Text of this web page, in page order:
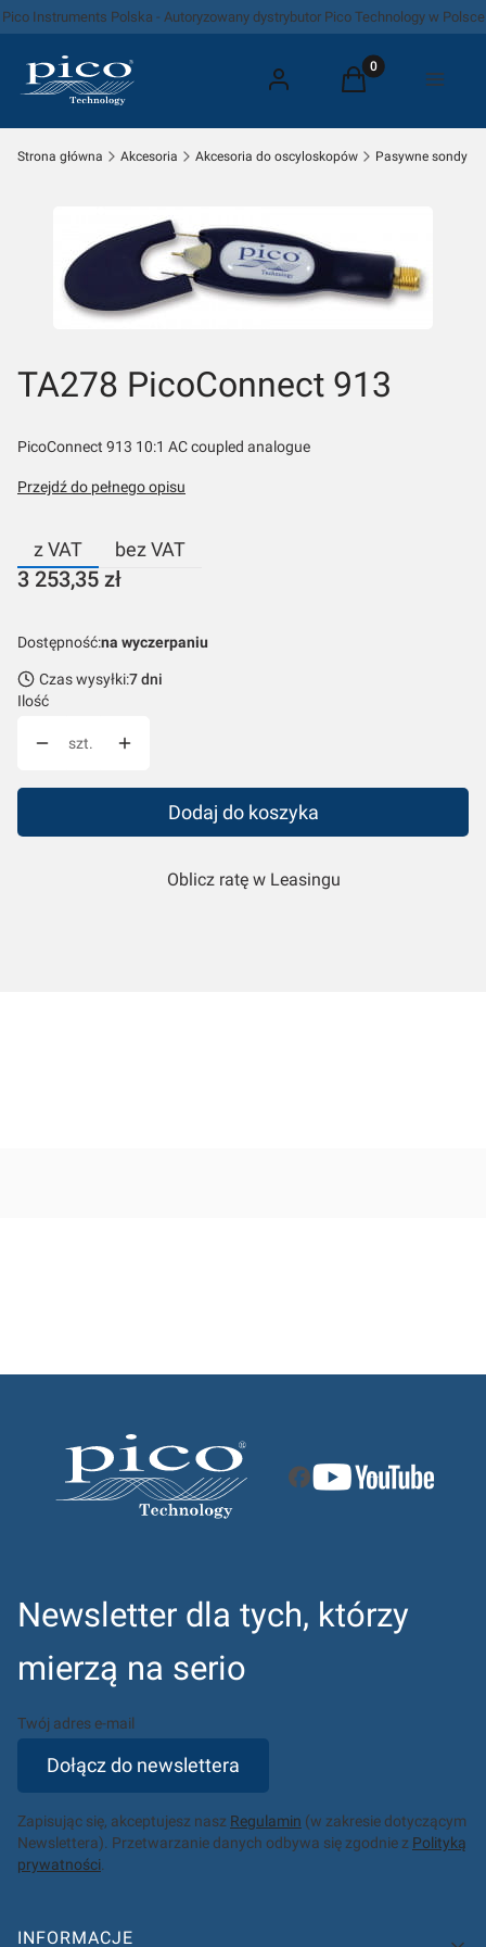
Pico Instruments Polska - Autoryzowany dystrybutor Pico Technology w Polsce
Zaloguj się Produkty w
Koszyk Menu
Strona główna Akcesoria Akcesoria do oscyloskopów
TA278 PicoConnect 913
PicoConnect 913 10:1 AC coupled analogue
Przejdź do pełnego opisu
z VAT bez VAT
Cena
3 253,35 zł
Dostępność:na wyczerpaniu
Czas wysyłki:7 dni
Ilość
szt.
Dodaj do koszyka
Oblicz ratę w Leasingu
Newsletter dla tych, którzy
mierzą na serio
Twój adres e-mail
Dołącz do newslettera
Zapisując się, akceptujesz nasz Regulamin (w zakresie dotyczącym
Newslettera). Przetwarzanie danych odbywa się zgodnie z Polityką
prywatności
INFORMACJE